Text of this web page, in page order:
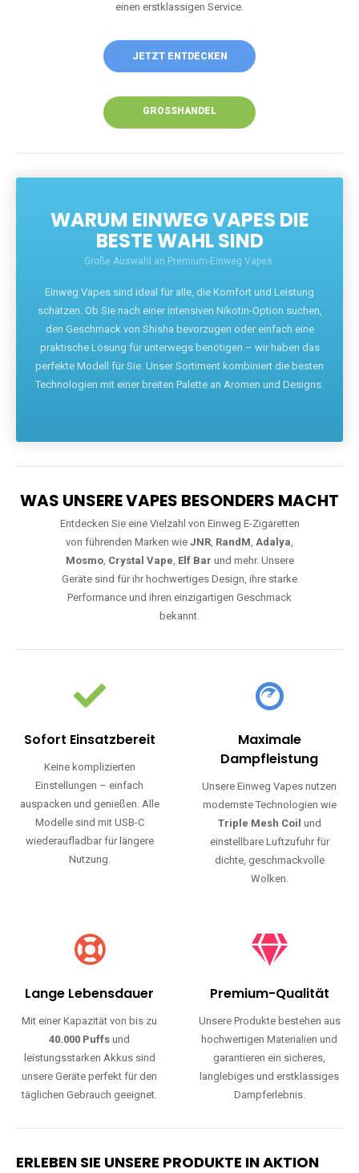
einen erstklassigen Service.
JETZT ENTDECKEN
GROSSHANDEL
WARUM EINWEG VAPES DIE
BESTE WAHL SIND
Große Auswahl an Premium-Einweg Vapes.
Einweg Vapes sind ideal für alle, die Komfort und Leistung
schätzen. Ob Sie nach einer intensiven Nikotin-Option suchen,
den Geschmack von Shisha bevorzugen oder einfach eine
praktische Lösung für unterwegs benötigen – wir haben das
perfekte Modell für Sie. Unser Sortiment kombiniert die besten
Technologien mit einer breiten Palette an Aromen und Designs.
WAS UNSERE VAPES BESONDERS MACHT
Entdecken Sie eine Vielzahl von Einweg E-Zigaretten
von führenden Marken wie JNR, RandM, Adalya,
Mosmo, Crystal Vape, Elf Bar und mehr. Unsere
Geräte sind für ihr hochwertiges Design, ihre starke
Performance und ihren einzigartigen Geschmack
bekannt.
Sofort Einsatzbereit
Keine komplizierten
Einstellungen – einfach
auspacken und genießen. Alle
Modelle sind mit USB-C
wiederaufladbar für längere
Nutzung.
Maximale
Dampfleistung
Unsere Einweg Vapes nutzen
modernste Technologien wie
Triple Mesh Coil und
einstellbare Luftzufuhr für
dichte, geschmackvolle
Wolken.
Lange Lebensdauer
Mit einer Kapazität von bis zu
40.000 Puffs und
leistungsstarken Akkus sind
unsere Geräte perfekt für den
täglichen Gebrauch geeignet.
Premium-Qualität
Unsere Produkte bestehen aus
hochwertigen Materialien und
garantieren ein sicheres,
langlebiges und erstklassiges
Dampferlebnis.
ERLEBEN SIE UNSERE PRODUKTE IN AKTION